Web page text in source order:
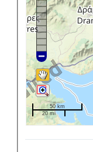
50 km
20 mi